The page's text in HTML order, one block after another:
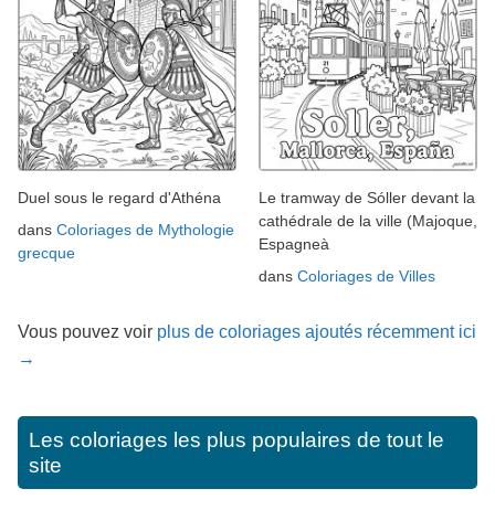
Duel sous le regard d'Athéna
dans Coloriages de Mythologie
grecque
Le tramway de Sóller devant la
cathédrale de la ville (Majoque,
Espagneà
dans Coloriages de Villes
Vous pouvez voir plus de coloriages ajoutés récemment ici
→
Les coloriages les plus populaires de tout le
site